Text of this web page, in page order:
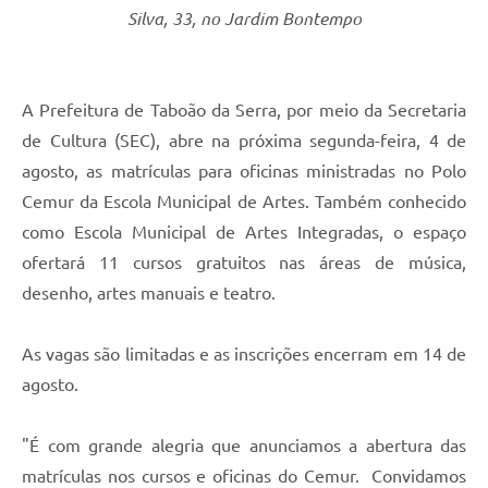
Silva, 33, no Jardim Bontempo
A Prefeitura de Taboão da Serra, por meio da Secretaria
de Cultura (SEC), abre na próxima segunda-feira, 4 de
agosto, as matrículas para oficinas ministradas no Polo
Cemur da Escola Municipal de Artes. Também conhecido
como Escola Municipal de Artes Integradas, o espaço
ofertará 11 cursos gratuitos nas áreas de música,
desenho, artes manuais e teatro.
As vagas são limitadas e as inscrições encerram em 14 de
agosto.
"É com grande alegria que anunciamos a abertura das
matrículas nos cursos e oficinas do Cemur. Convidamos